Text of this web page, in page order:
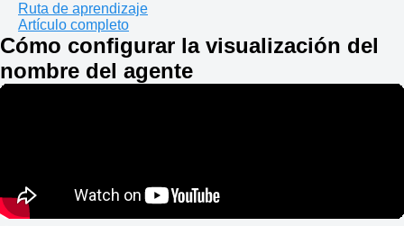
Ruta de aprendizaje
Artículo completo
Cómo configurar la visualización del
nombre del agente